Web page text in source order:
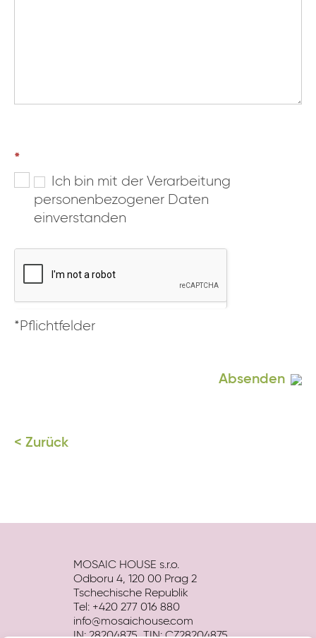
*
Ich bin mit der Verarbeitung
personenbezogener Daten
einverstanden
*Pflichtfelder
Absenden
< Zurück
Eva AI
Online
MOSAIC HOUSE s.r.o.
Odboru 4, 120 00 Prag 2
Tschechische Republik
Tel: +420 277 016 880
info@mosaichouse.com